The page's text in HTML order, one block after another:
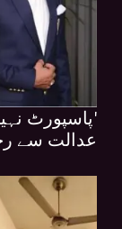
'پاسپورٹ
عدالت سے